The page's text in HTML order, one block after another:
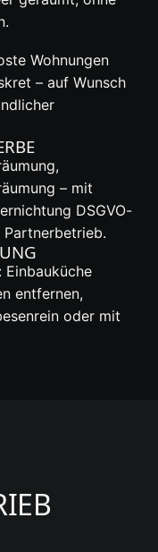
Wohnungen
– auf Wunsch
– mit
DSGVO-
Einbauküche
entfernen,
oder mit